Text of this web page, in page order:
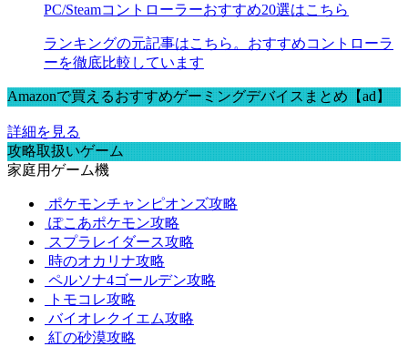
PC/Steamコントローラーおすすめ20選はこちら
ランキングの元記事はこちら。おすすめコントローラ
ーを徹底比較しています
Amazonで買えるおすすめゲーミングデバイスまとめ【ad】
詳細を見る
攻略取扱いゲーム
家庭用ゲーム機
ポケモンチャンピオンズ攻略
ぽこあポケモン攻略
スプラレイダース攻略
時のオカリナ攻略
ペルソナ4ゴールデン攻略
トモコレ攻略
バイオレクイエム攻略
紅の砂漠攻略